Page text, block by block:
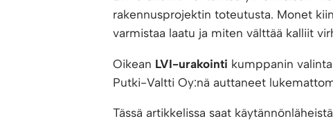
rakennusprojektin toteutusta. Monet
varmistaa laatu ja miten välttää kalliit
Oikean LVI-urakointi kumppanin
Putki-Valtti Oy:nä auttaneet
Tässä artikkelissa saat